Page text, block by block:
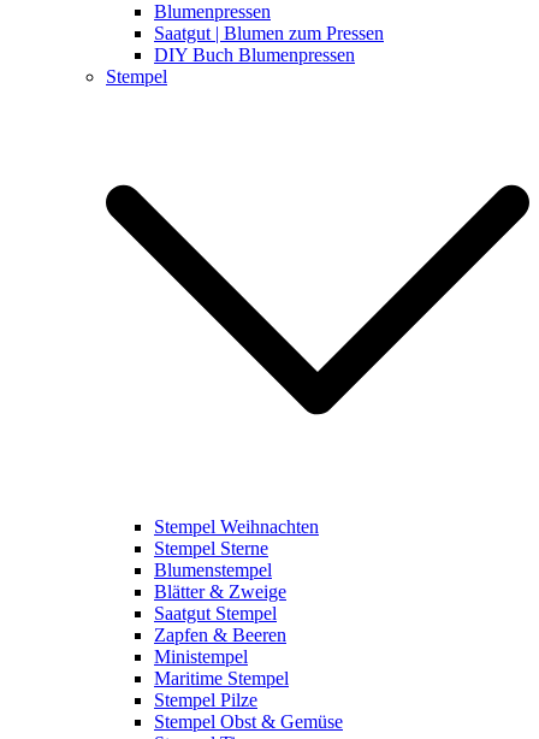
Blumenpressen
Saatgut | Blumen zum Pressen
DIY Buch Blumenpressen
Stempel
Stempel Weihnachten
Stempel Sterne
Blumenstempel
Blätter & Zweige
Saatgut Stempel
Zapfen & Beeren
Ministempel
Maritime Stempel
Stempel Pilze
Stempel Obst & Gemüse